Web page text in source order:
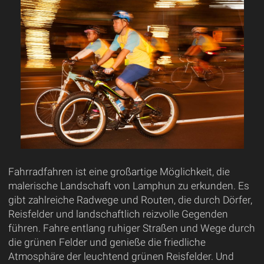
Fahrradfahren ist eine großartige Möglichkeit, die
malerische Landschaft von Lamphun zu erkunden. Es
gibt zahlreiche Radwege und Routen, die durch Dörfer,
Reisfelder und landschaftlich reizvolle Gegenden
führen. Fahre entlang ruhiger Straßen und Wege durch
die grünen Felder und genieße die friedliche
Atmosphäre der leuchtend grünen Reisfelder. Und